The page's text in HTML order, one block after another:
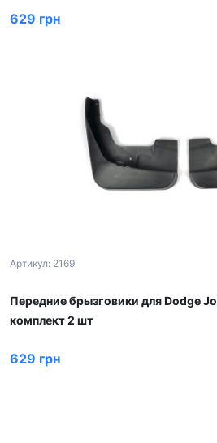
629 грн
Артикул: 2169
Передние брызговики для Dodge
комплект 2 шт
629 грн